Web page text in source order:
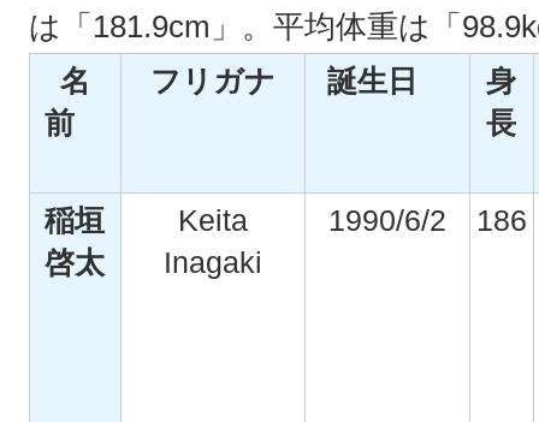
は「181.9cm」。平均体重は「
名
前
フリガナ 誕生日
身
長
稲垣
啓太
Keita
Inagaki
1990/6/2 186